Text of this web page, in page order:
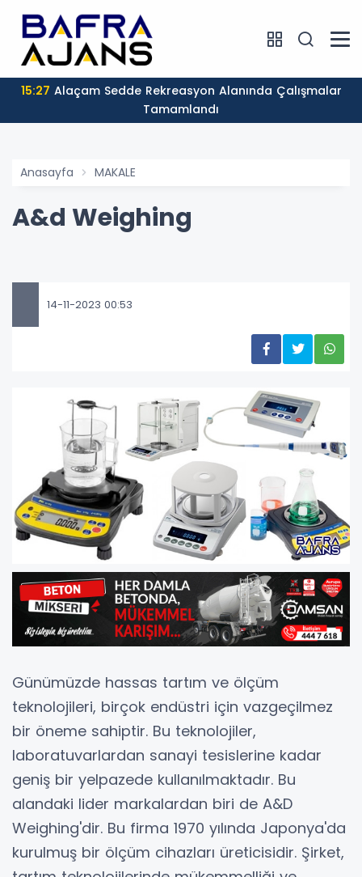
15:27
Tamamlandı
Anasayfa MAKALE
A&d Weighing
14-11-2023 00:53
Günümüzde hassas tartım ve ölçüm
teknolojileri, birçok endüstri için vazgeçilmez
bir öneme sahiptir. Bu teknolojiler,
laboratuvarlardan sanayi tesislerine kadar
geniş bir yelpazede kullanılmaktadır. Bu
alandaki lider markalardan biri de A&D
Weighing'dir. Bu firma 1970 yılında Japonya'da
kurulmuş bir ölçüm cihazları üreticisidir. Şirket,